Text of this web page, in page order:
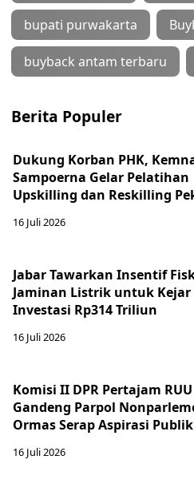
bupati purwakarta
buyback antam terbaru
Berita Populer
Dukung Korban PHK,
Sampoerna Gelar Pelatihan
Upskilling dan Reskilling
16 Juli 2026
Jabar Tawarkan Insentif
Jaminan Listrik untuk Kejar
Investasi Rp314 Triliun
16 Juli 2026
Komisi II DPR Pertajam
Gandeng Parpol
Ormas Serap Aspirasi Publik
16 Juli 2026